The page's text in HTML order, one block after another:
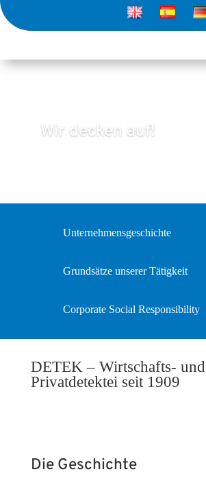
Wir decken auf!
Unternehmensgeschichte
Grundsätze unserer Tätigkeit
Corporate Social Responsibility
DETEK – Wirtschafts- und
Privatdetektei seit 1909
Die Geschichte